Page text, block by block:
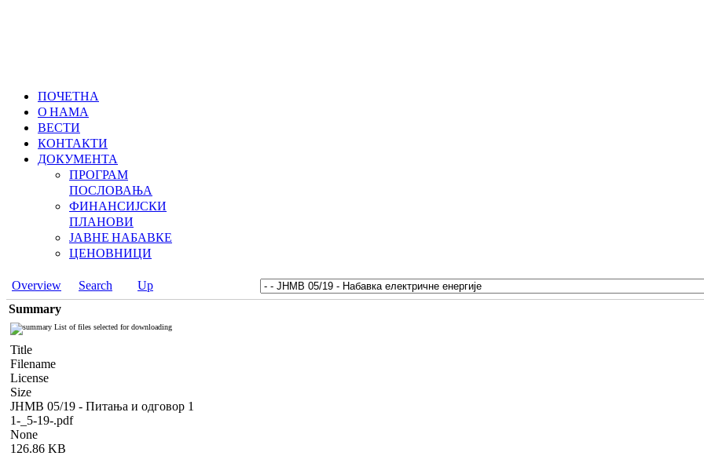
ПОЧЕТНА
О НАМА
ВЕСТИ
КОНТАКТИ
ДОКУМЕНТА
ПРОГРАМ
ПОСЛОВАЊА
ФИНАНСИЈСКИ
ПЛАНОВИ
ЈАВНЕ НАБАВКЕ
ЦЕНОВНИЦИ
Overview Search
Up
Summary
List of files selected for downloading
Title
Filename
License
Size
ЈНМВ 05/19 - Питања и одговор 1
1-_5-19-.pdf
None
126.86 KB